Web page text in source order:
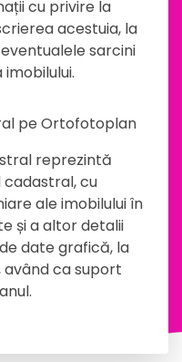
cu privire la
acestuia, la
sarcini
pe Ortofotoplan
reprezintă
cadastral, cu
ale imobilului în
și a altor detalii
date grafică, la
ca suport